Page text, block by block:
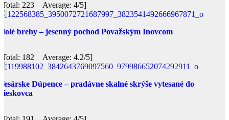
223 Average: 4/5]
brehy – jesenný pochod Považským Inovcom
182 Average: 4.2/5]
Dúpence – pradávne skalné skrýše vytesané do